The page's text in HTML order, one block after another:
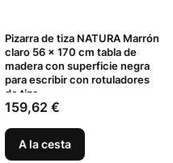
Pizarra de tiza NATURA Marrón
claro 56 x 170 cm tabla de
madera con superficie negra
para escribir con rotuladores
de tiza
Precio
159,62 €
A la cesta